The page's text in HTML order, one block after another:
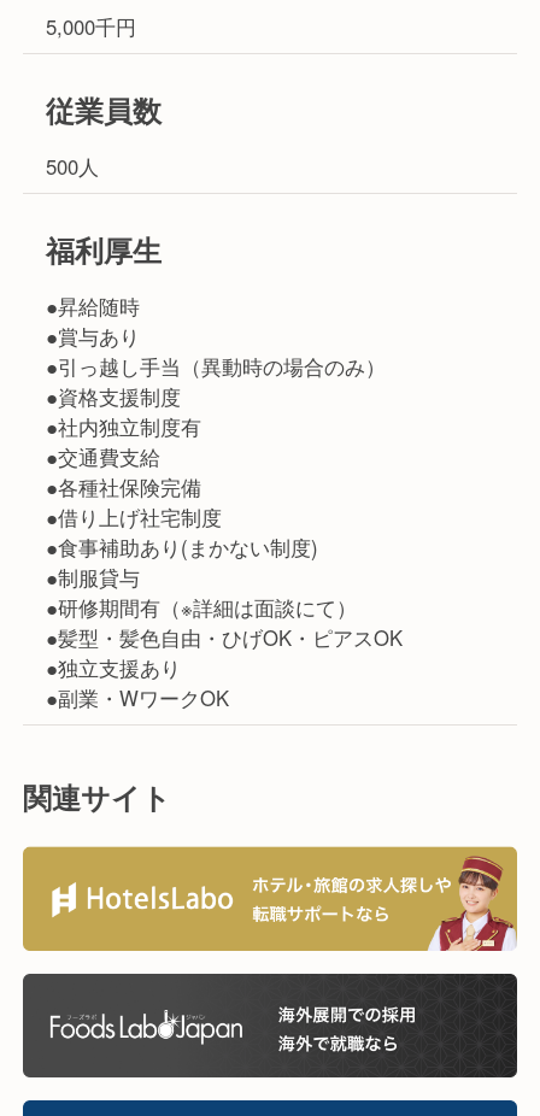
5,000千円
従業員数
500人
福利厚生
●昇給随時
●賞与あり
●引っ越し手当（異動時の場合のみ）
●資格支援制度
●社内独立制度有
●交通費支給
●各種社保険完備
●借り上げ社宅制度
●食事補助あり(まかない制度)
●制服貸与
●研修期間有（※詳細は面談にて）
●髪型・髪色自由・ひげOK・ピアスOK
●独立支援あり
●副業・WワークOK
関連サイト